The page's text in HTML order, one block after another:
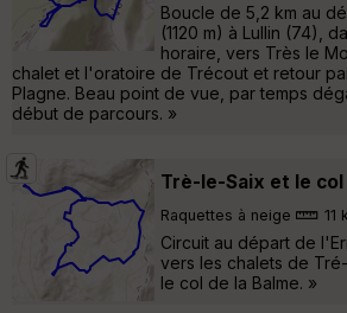
Boucle de 5,2 km au
(1120 m) à Lullin (74),
horaire, vers Très le
chalet et l'oratoire de Trécout et retour
Plagne. Beau point de vue, par temps
début de parcours. »
Trè-le-Saix et le col
Raquettes à neige 11
Circuit au départ de
vers les chalets de
le col de la Balme. »